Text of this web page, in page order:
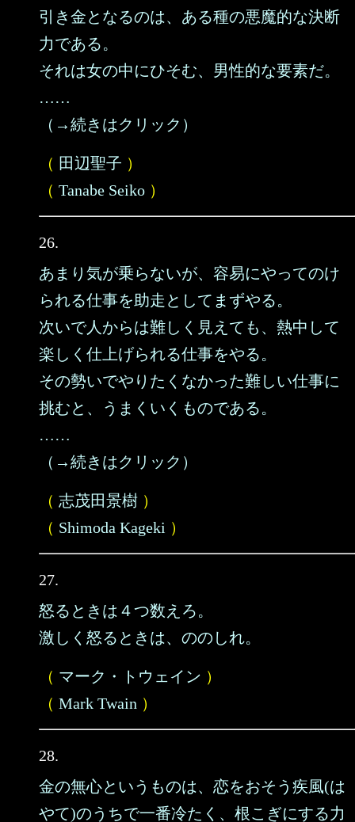
引き金となるのは、ある種の悪魔的な決断
力である。
それは女の中にひそむ、男性的な要素だ。
……
（→続きはクリック）
（ 田辺聖子 ）
（ Tanabe Seiko ）
26.
あまり気が乗らないが、容易にやってのけ
られる仕事を助走としてまずやる。
次いで人からは難しく見えても、熱中して
楽しく仕上げられる仕事をやる。
その勢いでやりたくなかった難しい仕事に
挑むと、うまくいくものである。
……
（→続きはクリック）
（ 志茂田景樹 ）
（ Shimoda Kageki ）
27.
怒るときは４つ数えろ。
激しく怒るときは、ののしれ。
（ マーク・トウェイン ）
（ Mark Twain ）
28.
金の無心というものは、恋をおそう疾風(は
やて)のうちで一番冷たく、根こぎにする力